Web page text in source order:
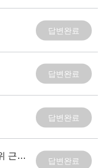
답변완료
답변완료
답변완료
빙상장 옆 전시실의 전시실 호객행위 근절바랍니다. 답변완료